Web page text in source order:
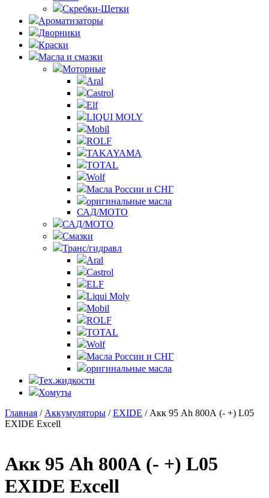
Скребки-Щетки
Ароматизаторы
Дворники
Краски
Масла и смазки
Моторные
Aral
Castrol
Elf
LIQUI MOLY
Mobil
ROLF
TAKAYAMA
TOTAL
Wolf
Масла России и СНГ
оригинальные масла
САД/МОТО
САД/МОТО
Смазки
Транс/гидравл
Aral
Castrol
ELF
Liqui Moly
Mobil
ROLF
TOTAL
Wolf
Масла России и СНГ
оригинальные масла
Тех.жидкости
Хомуты
Главная / Аккумуляторы /EXIDE / Акк 95 Ah 800А (- +) L05
EXIDE Excell
Акк 95 Ah 800А (- +) L05
EXIDE Excell